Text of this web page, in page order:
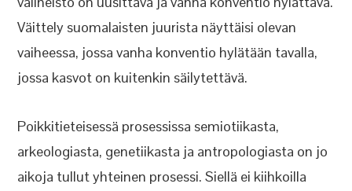
Väittely suomalaisten juurista näyttäisi olevan
vaiheessa, jossa vanha konventio hylätään tavalla,
jossa kasvot on kuitenkin säilytettävä.
Poikkitieteisessä prosessissa semiotiikasta,
arkeologiasta, genetiikasta ja antropologiasta on jo
aikoja tullut yhteinen prosessi. Siellä ei kiihkoilla